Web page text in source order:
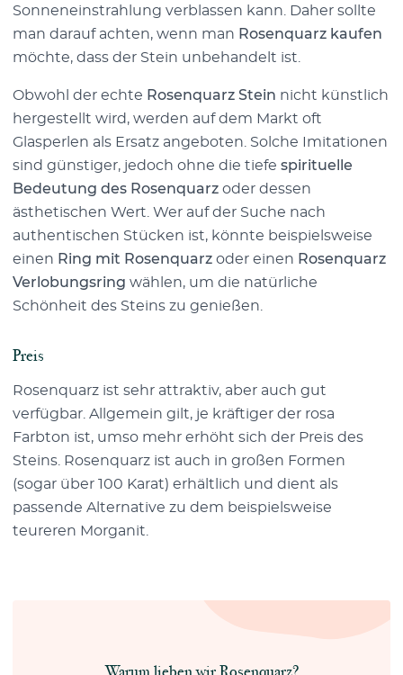
Sonneneinstrahlung verblassen kann. Daher sollte
man darauf achten, wenn man Rosenquarz kaufen
möchte, dass der Stein unbehandelt ist.
Obwohl der echte Rosenquarz Stein nicht künstlich
hergestellt wird, werden auf dem Markt oft
Glasperlen als Ersatz angeboten. Solche Imitationen
sind günstiger, jedoch ohne die tiefe spirituelle
Bedeutung des Rosenquarz oder dessen
ästhetischen Wert. Wer auf der Suche nach
authentischen Stücken ist, könnte beispielsweise
einen Ring mit Rosenquarz oder einen Rosenquarz
Verlobungsring wählen, um die natürliche
Schönheit des Steins zu genießen.
Preis
Rosenquarz ist sehr attraktiv, aber auch gut
verfügbar. Allgemein gilt, je kräftiger der rosa
Farbton ist, umso mehr erhöht sich der Preis des
Steins. Rosenquarz ist auch in großen Formen
(sogar über 100 Karat) erhältlich und dient als
passende Alternative zu dem beispielsweise
teureren Morganit.